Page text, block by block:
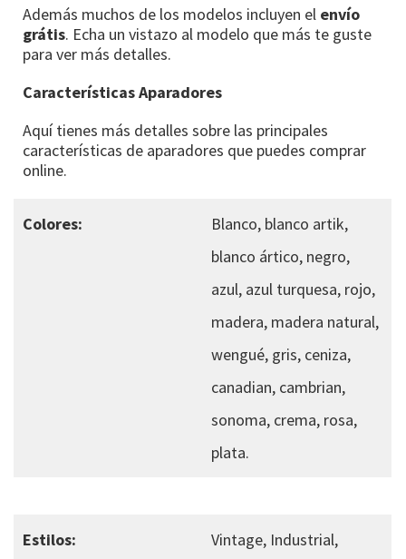
Además muchos de los modelos incluyen el envío
grátis. Echa un vistazo al modelo que más te guste
para ver más detalles.
Características Aparadores
Aquí tienes más detalles sobre las principales
características de aparadores que puedes comprar
online.
Colores:
Blanco, blanco artik,
blanco ártico, negro,
azul, azul turquesa, rojo,
madera, madera natural,
wengué, gris, ceniza,
canadian, cambrian,
sonoma, crema, rosa,
plata.
Estilos: Vintage, Industrial,